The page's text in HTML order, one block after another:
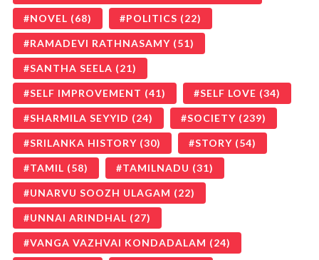
NOVEL (68) POLITICS (22)
RAMADEVI RATHNASAMY (51)
SANTHA SEELA (21)
SELF IMPROVEMENT (41) SELF LOVE (34)
SHARMILA SEYYID (24) SOCIETY (239)
SRILANKA HISTORY (30) STORY (54)
TAMIL (58) TAMILNADU (31)
UNARVU SOOZH ULAGAM (22)
UNNAI ARINDHAL (27)
VANGA VAZHVAI KONDADALAM (24)